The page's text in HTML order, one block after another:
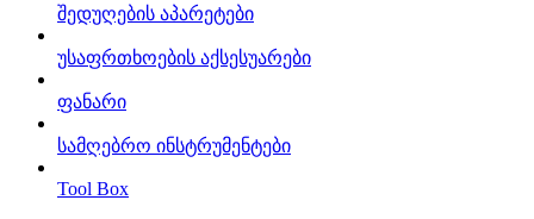
შედუღების აპარეტები
უსაფრთხოების აქსესუარები
ფანარი
სამღებრო ინსტრუმენტები
Tool Box